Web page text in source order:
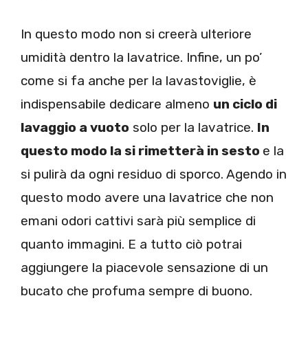
In questo modo non si creerà ulteriore
umidità dentro la lavatrice. Infine, un po’
come si fa anche per la lavastoviglie, è
indispensabile dedicare almeno un ciclo di
lavaggio a vuoto solo per la lavatrice. In
questo modo la si rimetterà in sesto e la
si pulirà da ogni residuo di sporco. Agendo in
questo modo avere una lavatrice che non
emani odori cattivi sarà più semplice di
quanto immagini. E a tutto ciò potrai
aggiungere la piacevole sensazione di un
bucato che profuma sempre di buono.